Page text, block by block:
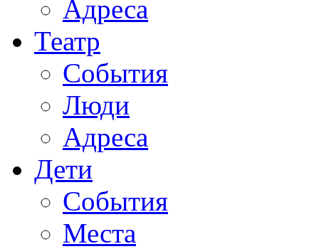
Адреса
Театр
События
Люди
Адреса
Дети
События
Места